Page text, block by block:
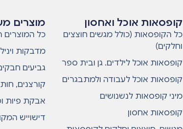
קופסאות אוכל ואחסון
כל הקופסאות (כולל מגשים חוצצים
וחלקים)
קופסאות אוכל לילדים. גן ובית ספר
קופסאות אוכל לעבודה ולמתבגרים
מיני קופסאות לנשנושים
קופסאות אחסון
מוצרים
כל המוצרים
מדבקות
גביעים
קורצנים,
אבקת פיות
דישוייש